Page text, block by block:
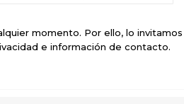
momento. Por ello, lo invitamos
e información de contacto.